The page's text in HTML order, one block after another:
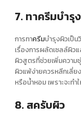
7. ทาครีมบำรุ
การทาครีมบำรุงผิวเป็น
เรื่องการผลัดเซลล์ผิว
ผิวสูตรที่ช่วยเพิ่มความ
ผิวแพ้ง่ายควรหลีกเลี่ย
หรือน้ำหอม เพราะจะท
8. สครับผิว